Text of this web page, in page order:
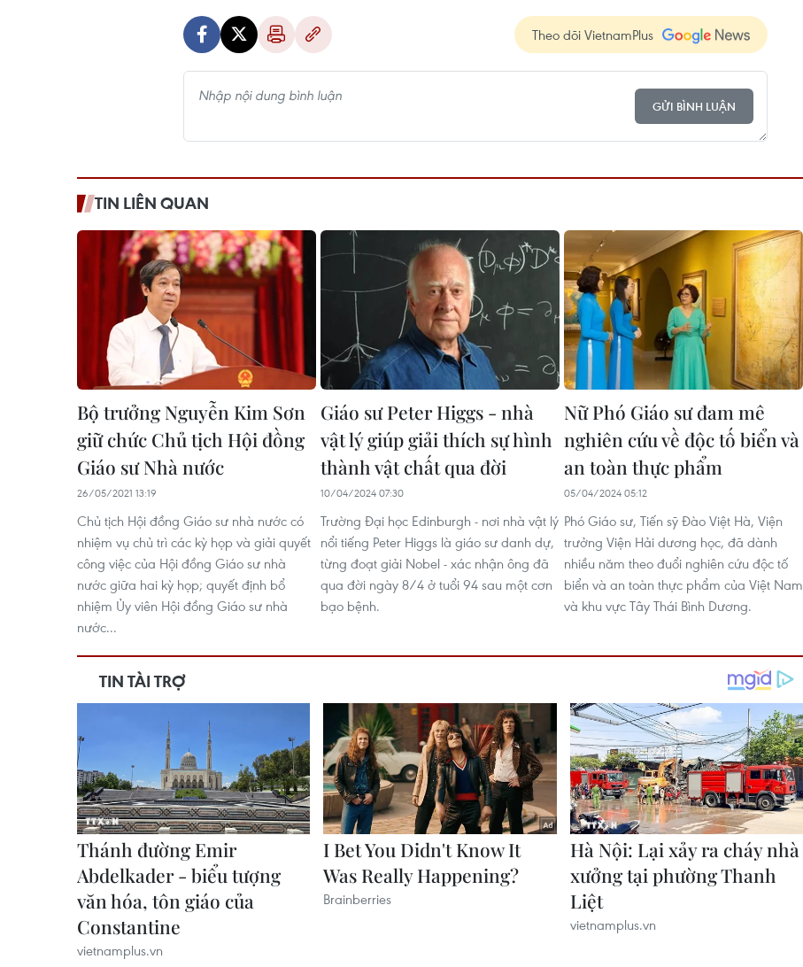
Theo dõi VietnamPlus
GỬI BÌNH LUẬN
TIN LIÊN QUAN
Bộ trưởng Nguyễn Kim Sơn
giữ chức Chủ tịch Hội đồng
Giáo sư Nhà nước
26/05/2021 13:19
Chủ tịch Hội đồng Giáo sư nhà nước có
nhiệm vụ chủ trì các kỳ họp và giải quyết
công việc của Hội đồng Giáo sư nhà
nước giữa hai kỳ họp; quyết định bổ
nhiệm Ủy viên Hội đồng Giáo sư nhà
nước...
Giáo sư Peter Higgs - nhà
vật lý giúp giải thích sự hình
thành vật chất qua đời
10/04/2024 07:30
Trường Đại học Edinburgh - nơi nhà vật lý
nổi tiếng Peter Higgs là giáo sư danh dự,
từng đoạt giải Nobel - xác nhận ông đã
qua đời ngày 8/4 ở tuổi 94 sau một cơn
bạo bệnh.
Nữ Phó Giáo sư đam mê
nghiên cứu về độc tố biển và
an toàn thực phẩm
05/04/2024 05:12
Phó Giáo sư, Tiến sỹ Đào Việt Hà, Viện
trưởng Viện Hải dương học, đã dành
nhiều năm theo đuổi nghiên cứu độc tố
biển và an toàn thực phẩm của Việt Nam
và khu vực Tây Thái Bình Dương.